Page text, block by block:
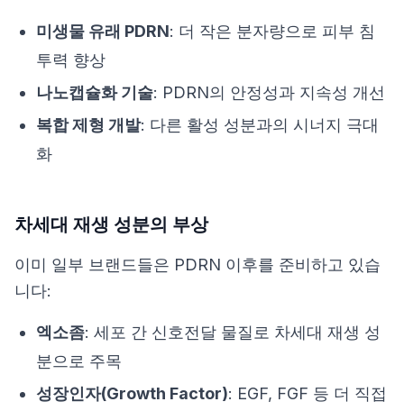
미생물 유래 PDRN: 더 작은 분자량으로 피부 침
투력 향상
나노캡슐화 기술: PDRN의 안정성과 지속성 개선
복합 제형 개발: 다른 활성 성분과의 시너지 극대
화
차세대 재생 성분의 부상
이미 일부 브랜드들은 PDRN 이후를 준비하고 있습
니다:
엑소좀: 세포 간 신호전달 물질로 차세대 재생 성
분으로 주목
성장인자(Growth Factor): EGF, FGF 등 더 직접